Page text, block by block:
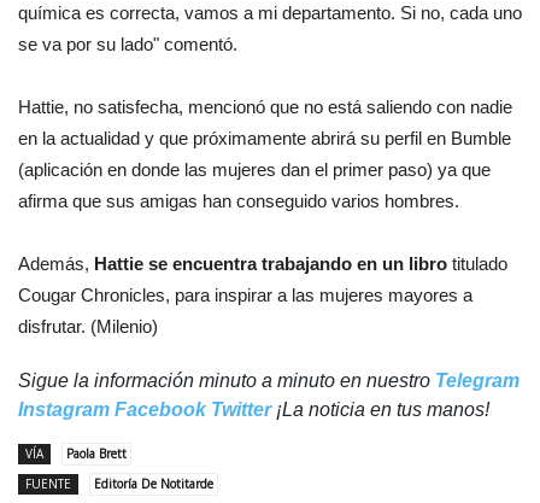
química es correcta, vamos a mi departamento. Si no, cada uno
se va por su lado" comentó.
Hattie, no satisfecha, mencionó que no está saliendo con nadie
en la actualidad y que próximamente abrirá su perfil en Bumble
(aplicación en donde las mujeres dan el primer paso) ya que
afirma que sus amigas han conseguido varios hombres.
Además, Hattie se encuentra trabajando en un libro titulado
Cougar Chronicles, para inspirar a las mujeres mayores a
disfrutar. (Milenio)
Sigue la información minuto a minuto en nuestro Telegram
Instagram Facebook Twitter¡La noticia en tus manos!
VÍA
Paola Brett
FUENTE
Editoría De Notitarde